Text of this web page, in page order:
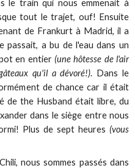
le train qui nous emmenait à
tout le trajet, ouf! Ensuite
de Frankurt à Madrid, il a
a bu de l'eau dans un
en entier (une hôtesse de l'air
qu'il a dévoré!). Dans le
de chance car il était
de the Husband était libre, du
dans le siège entre nous
Plus de sept heures (vous
nous sommes passés dans